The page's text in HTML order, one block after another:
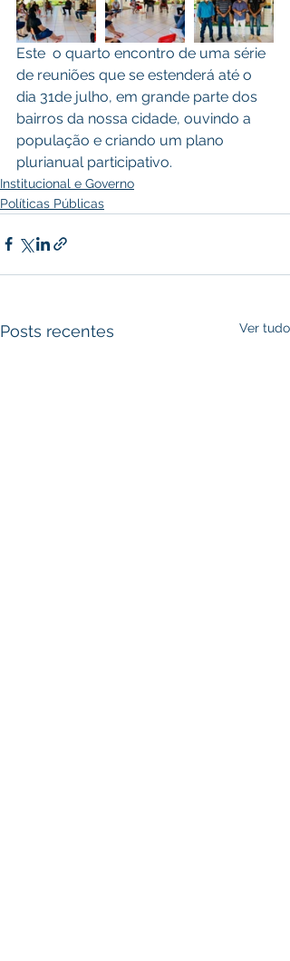
Este  o quarto encontro de uma série
de reuniões que se estenderá até o
dia 31de julho, em grande parte dos
bairros da nossa cidade, ouvindo a
população e criando um plano
plurianual participativo.
Institucional e Governo
Políticas Públicas
Posts recentes Ver tudo